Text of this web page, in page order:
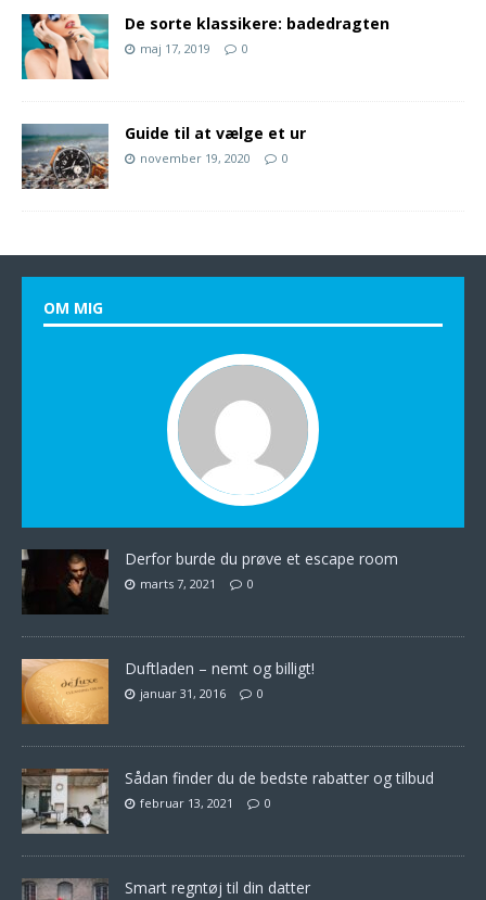
De sorte klassikere: badedragten
maj 17, 2019 0
Guide til at vælge et ur
november 19, 2020 0
OM MIG
Derfor burde du prøve et escape room
marts 7, 2021 0
Duftladen – nemt og billigt!
januar 31, 2016 0
Sådan finder du de bedste rabatter og tilbud
februar 13, 2021 0
Smart regntøj til din datter